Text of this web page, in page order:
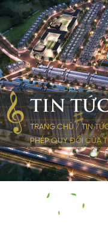
TIN
TRANG CHỦ /TIN
PHÉP QUY ĐỔI CỦA